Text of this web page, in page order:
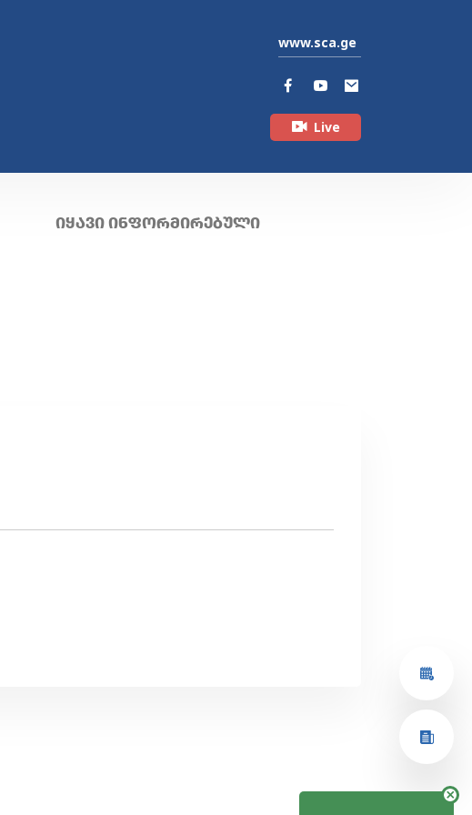
www.sca.ge
Live
ᲘᲧᲐᲕᲘ ᲘᲜᲤᲝᲠᲛᲘᲠᲔᲑᲣᲚᲘ